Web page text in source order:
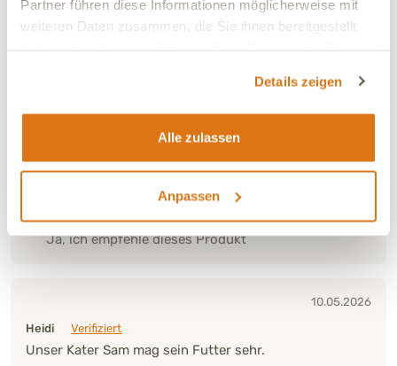
Partner führen diese Informationen möglicherweise mit
weiteren Daten zusammen, die Sie ihnen bereitgestellt
Details zeigen
Alle zulassen
Anpassen
Bin sehr zufrieden mit den Produkten von 5E
Verträglichkeit:Sehr gut
Ja, ich empfehle dieses Produkt
10.05.2026
Heidi
Verifiziert
Unser Kater Sam mag sein Futter sehr.